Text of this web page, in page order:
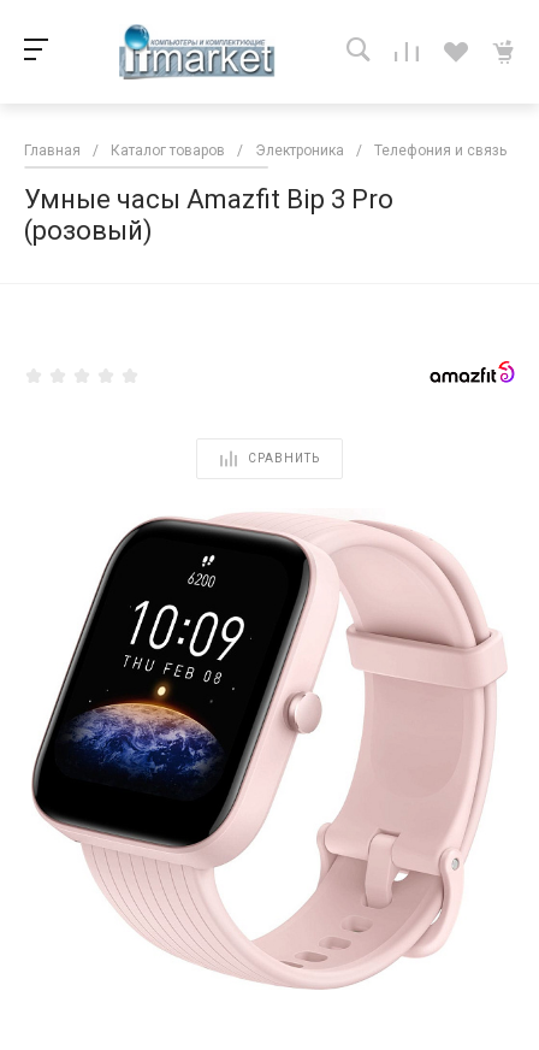
Главная / Каталог товаров / Электроника / Телефония и связь
Умные часы Amazfit Bip 3 Pro
(розовый)
СРАВНИТЬ